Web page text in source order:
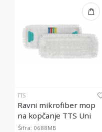
TTS
Ravni mikrofiber mop
na kopčanje TTS Uni
System
Šifra: 0688MB